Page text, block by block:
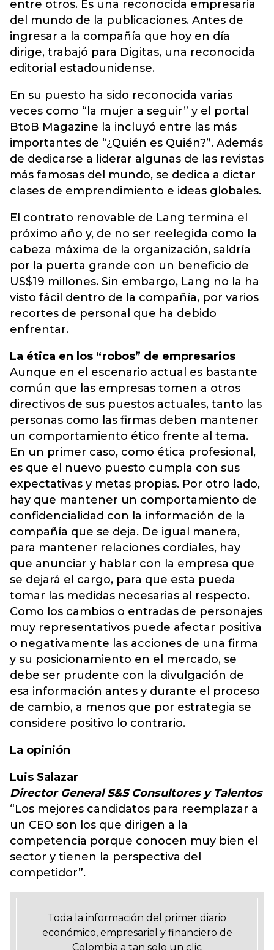
entre otros. Es una reconocida empresaria
del mundo de la publicaciones. Antes de
ingresar a la compañía que hoy en día
dirige, trabajó para Digitas, una reconocida
editorial estadounidense.
En su puesto ha sido reconocida varias
veces como “la mujer a seguir” y el portal
BtoB Magazine la incluyó entre las más
importantes de “¿Quién es Quién?”. Además
de dedicarse a liderar algunas de las revistas
más famosas del mundo, se dedica a dictar
clases de emprendimiento e ideas globales.
El contrato renovable de Lang termina el
próximo año y, de no ser reelegida como la
cabeza máxima de la organización, saldría
por la puerta grande con un beneficio de
US$19 millones. Sin embargo, Lang no la ha
visto fácil dentro de la compañía, por varios
recortes de personal que ha debido
enfrentar.
La ética en los “robos” de empresarios
Aunque en el escenario actual es bastante
común que las empresas tomen a otros
directivos de sus puestos actuales, tanto las
personas como las firmas deben mantener
un comportamiento ético frente al tema.
En un primer caso, como ética profesional,
es que el nuevo puesto cumpla con sus
expectativas y metas propias. Por otro lado,
hay que mantener un comportamiento de
confidencialidad con la información de la
compañía que se deja. De igual manera,
para mantener relaciones cordiales, hay
que anunciar y hablar con la empresa que
se dejará el cargo, para que esta pueda
tomar las medidas necesarias al respecto.
Como los cambios o entradas de personajes
muy representativos puede afectar positiva
o negativamente las acciones de una firma
y su posicionamiento en el mercado, se
debe ser prudente con la divulgación de
esa información antes y durante el proceso
de cambio, a menos que por estrategia se
considere positivo lo contrario.
La opinión
Luis Salazar
Director General S&S Consultores y Talentos
“Los mejores candidatos para reemplazar a
un CEO son los que dirigen a la
competencia porque conocen muy bien el
sector y tienen la perspectiva del
competidor”.
Toda la información del primer diario
económico, empresarial y financiero de
Colombia a tan solo un clic